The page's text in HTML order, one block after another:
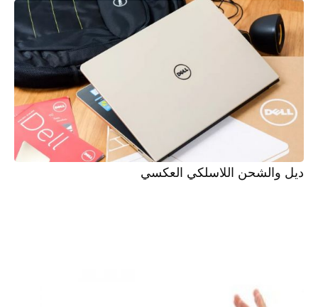
ديل والشحن اللاسلكي العكسي